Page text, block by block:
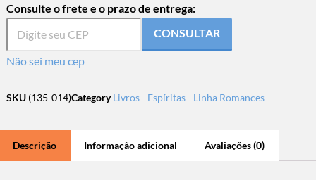
Consulte o frete e o prazo de entrega:
CONSULTAR
Não sei meu cep
SKU (135-014)Category Livros - Espíritas - Linha Romances
Descrição Informação adicional Avaliações (0)